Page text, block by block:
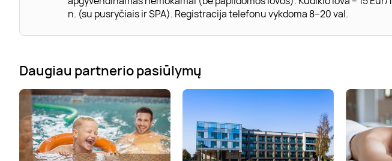
n. (su pusryčiais ir SPA). Registracija telefonu vykdoma 8–20 val.
Daugiau partnerio pasiūlymų